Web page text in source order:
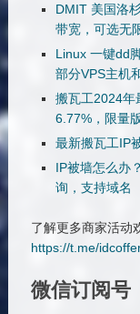
DMIT 美国洛
带宽，可选无
Linux 一键dd
部分VPS主机
搬瓦工2024年
6.77%，限量
最新搬瓦工IP
IP被墙怎么办
询，支持域名
了解更多商家活动
https://t.me/
微信订阅号